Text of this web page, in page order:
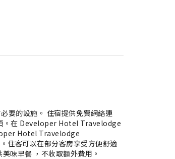
的設施。 住宿提供免費網絡連
。在 Developer Hotel Travelodge
Hotel Travelodge
住客可以在部分客房享受方便舒適
味早餐 ，不收取額外費用。